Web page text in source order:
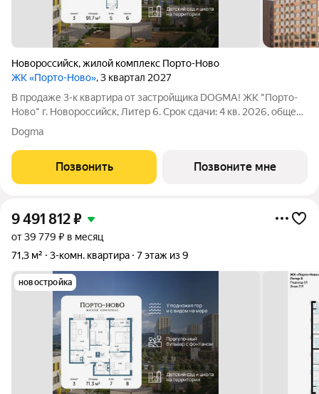
Новороссийск,жилой комплекс Порто-Ново
ЖК «Порто-Ново», 3 квартал 2027
В продаже 3-к квартира от застройщика DOGMA! ЖК "Порто-
Ново" г. Новороссийск, Литер 6. Срок сдачи: 4 кв. 2026, общей
площадью 91.7 кв.м., на 5 этаже. ЖК "Порто-Ново" новый порт
для комфортной жизни. Место, где шум Чёрного моря
становится саундтреком
Dogma
Позвонить Позвоните мне
9 491 812₽
от 39 779 ₽ в месяц
71,3 м²
3-комн. квартира 7 этаж из 9
новостройка